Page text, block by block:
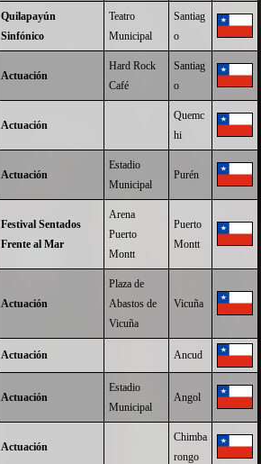
Quilapayún
Sinfónico
Teatro
Municipal
Santiag
o
Actuación
Hard Rock
Café
Santiag
o
Actuación
Quemc
hi
Actuación
Estadio
Municipal
Purén
Festival Sentados
Frente al Mar
Arena
Puerto
Montt
Puerto
Montt
Actuación
Plaza de
Abastos de
Vicuña
Vicuña
Actuación Ancud
Actuación
Estadio
Municipal
Angol
Actuación
Chimba
rongo